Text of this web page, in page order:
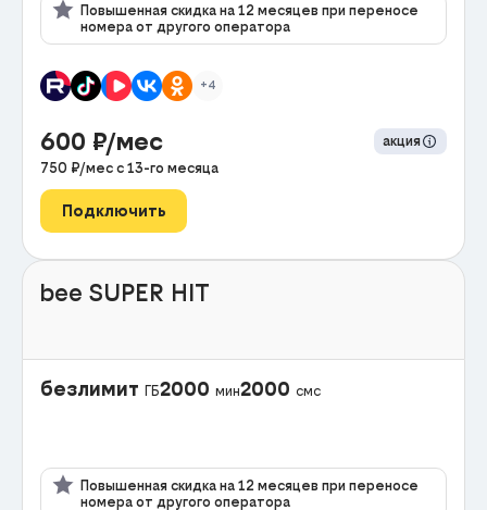
Повышенная скидка на 12 месяцев при переносе
номера от другого оператора
+4
600 ₽/мес
акция
750 ₽/мес с 13-го месяца
Подключить
bee SUPER HIT
безлимит ГБ2000 мин2000 смс
Повышенная скидка на 12 месяцев при переносе
номера от другого оператора